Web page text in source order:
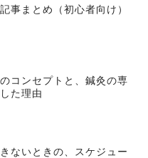
事まとめ（初心者向け）
コンセプトと、鍼灸の専
た理由
ないときの、スケジュー